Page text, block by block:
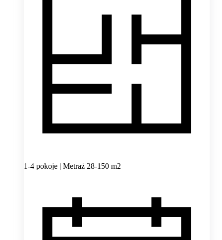
1-4 pokoje | Metraż 28-150 m2